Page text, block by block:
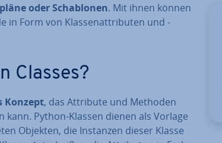
oder Scha­blo­nen. Mit ihnen können
in Form von Klas­sen­at­tri­bu­ten und -
Classes?
Konzept, das Attribute und Methoden
kann. Python-Klassen dienen als Vorlage
Objekten, die Instanzen dieser Klasse